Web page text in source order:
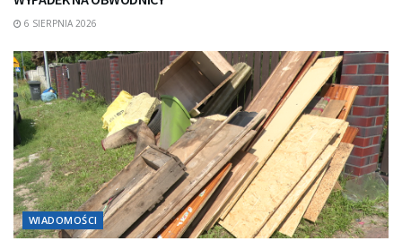
6 SIERPNIA 2026
WIADOMOŚCI